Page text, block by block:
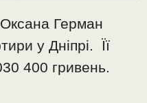
Герман
у Дніпрі. Її
400 гривень.